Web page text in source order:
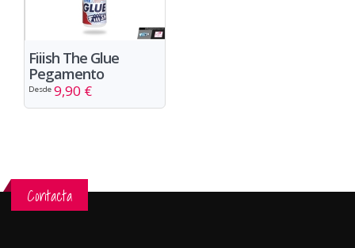
Fiiish The Glue
Pegamento
Desde 9,90 €
Contacta